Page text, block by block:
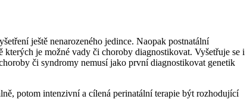
ještě nenarozeného jedince. Naopak postnatální
je možné vady či choroby diagnostikovat. Vyšetřuje se i
či syndromy nemusí jako první diagnostikovat genetik
potom intenzivní a cílená perinatální terapie být rozhodující